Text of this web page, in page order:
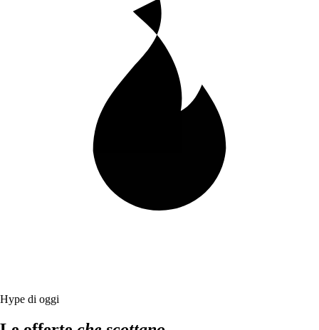
Hype di oggi